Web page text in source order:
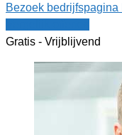
Bezoek bedrijfspagina
Gratis - Vrijblijvend